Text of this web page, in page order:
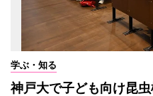
学ぶ・知る
神戸大で子ども向け昆